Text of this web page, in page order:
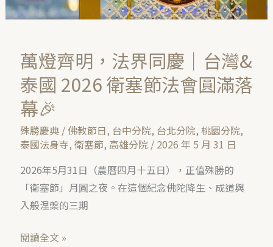
萬燈齊明，法界同慶｜台灣&
泰國 2026 衛塞節法會圓滿落
幕🎉
殊勝慶典/佛教節日, 台中分院, 台北分院, 桃園分院,
泰國法身寺, 衛塞節, 高雄分院 / 2026 年 5 月 31 日
2026年5月31日（農曆四月十五日），正值殊勝的
「衛塞節」月圓之夜。在這個紀念佛陀降生、成道與
入般涅槃的三期
慶
灣
&
泰
國
2026
衛
塞
節
法
圓
閱讀全文 »